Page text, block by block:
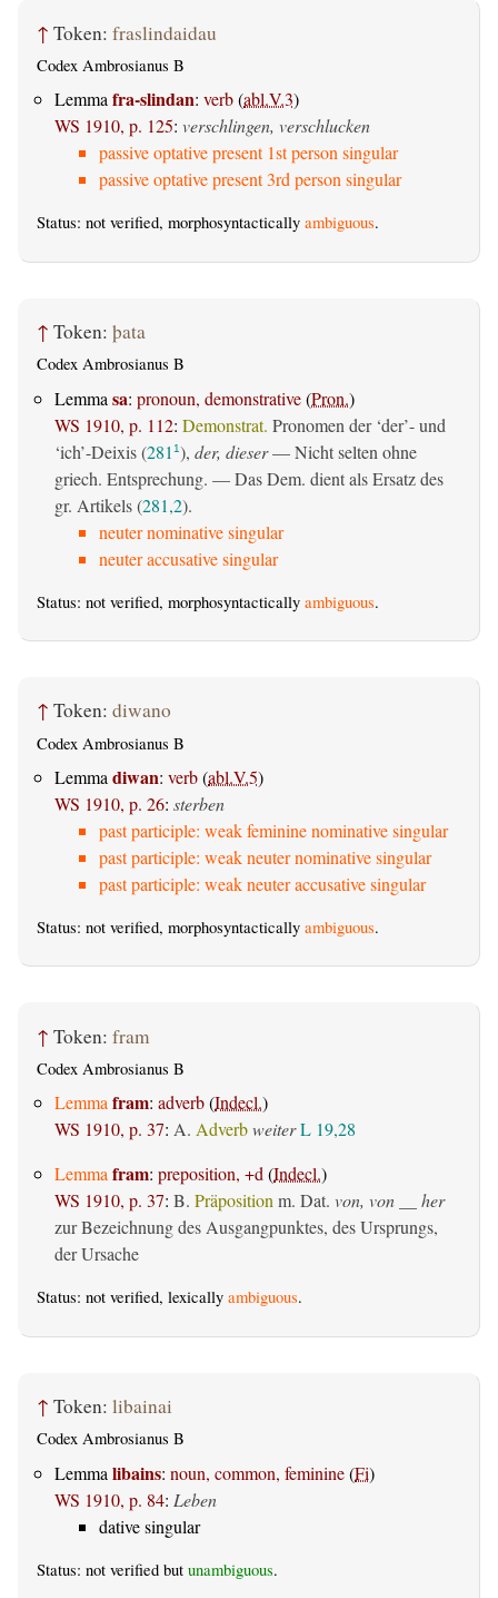
↑ Token: fraslindaidau
Codex Ambrosianus B
Lemmafra-slindan: verb(abl.V.3)
WS 1910, p. 125: verschlingen, verschlucken
passive optative present 1st person singular
passive optative present 3rd person singular
Status: not verified, morphosyntactically ambiguous.
↑ Token: þata
Codex Ambrosianus B
Lemma sa: pronoun, demonstrative(Pron.)
WS 1910, p. 112: Demonstrat. Pronomen der ‘der’- und
‘ich’-Deixis (281 1), der, dieser— Nicht selten ohne
griech. Entsprechung. — Das Dem. dient als Ersatz des
gr. Artikels (281,2).
neuter nominative singular
neuter accusative singular
Status: not verified, morphosyntactically ambiguous.
↑ Token: diwano
Codex Ambrosianus B
Lemma diwan: verb(abl.V.5)
WS 1910, p. 26: sterben
past participle: weak feminine nominative singular
past participle: weak neuter nominative singular
past participle: weak neuter accusative singular
Status: not verified, morphosyntactically ambiguous.
↑ Token: fram
Codex Ambrosianus B
Lemmafram: adverb(Indecl.)
WS 1910, p. 37: A. AdverbweiterL 19,28
Lemmafram: preposition, +d(Indecl.)
WS 1910, p. 37: B. Präpositionm. Dat. von, von __ her
zur Bezeichnung des Ausgangpunktes, des Ursprungs,
der Ursache
Status: not verified, lexically ambiguous.
↑ Token: libainai
Codex Ambrosianus B
Lemma libains: noun, common, feminine(Fi)
WS 1910, p. 84: Leben
dative singular
Status: not verified but unambiguous.